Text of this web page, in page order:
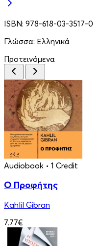
ISBN: 978-618-03-3517-0
Γλώσσα: Ελληνικά
Προτεινόμενα
Audiobook • 1 Credit
Ο Προφήτης
Kahlil Gibran
7.77€